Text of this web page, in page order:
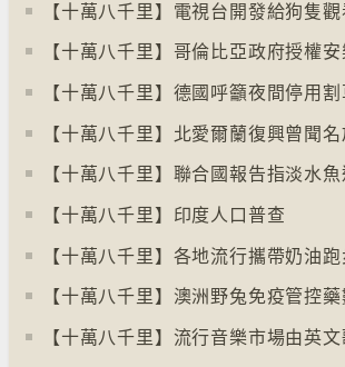
【十萬八千里】電視台開發給狗隻
【十萬八千里】哥倫比亞政府授權
【十萬八千里】印度人口普查